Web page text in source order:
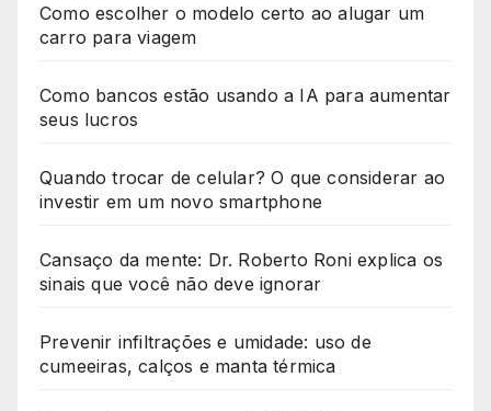
Como escolher o modelo certo ao alugar um
carro para viagem
Como bancos estão usando a IA para aumentar
seus lucros
Quando trocar de celular? O que considerar ao
investir em um novo smartphone
Cansaço da mente: Dr. Roberto Roni explica os
sinais que você não deve ignorar
Prevenir infiltrações e umidade: uso de
cumeeiras, calços e manta térmica